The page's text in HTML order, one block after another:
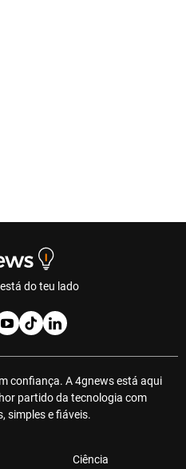
do teu lado
confiança. A 4gnews está aqui
partido da tecnologia com
simples e fiáveis.
Ciência